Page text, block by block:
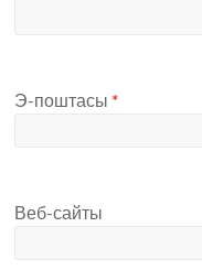
Э-поштасы *
Веб-сайты